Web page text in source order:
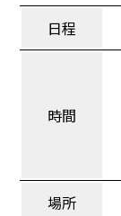
日程
時間
場所